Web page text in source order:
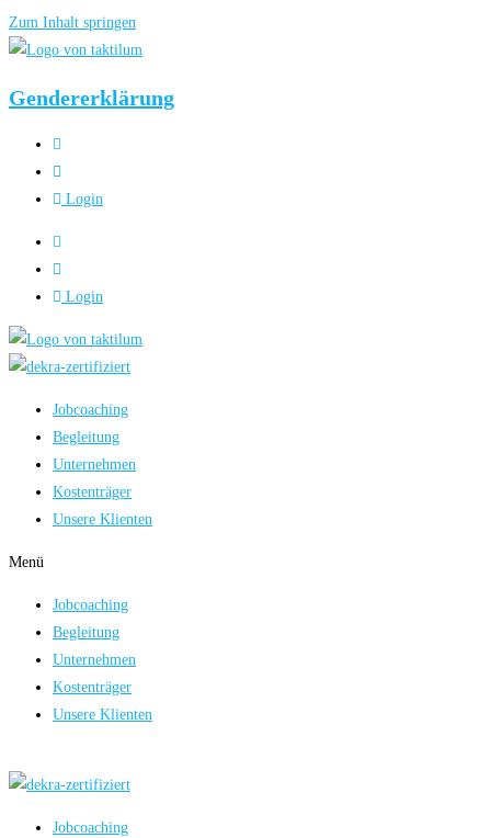
Zum Inhalt springen
Gendererklärung
Login
Login
Jobcoaching
Begleitung
Unternehmen
Kostenträger
Unsere Klienten
Menü
Jobcoaching
Begleitung
Unternehmen
Kostenträger
Unsere Klienten
Jobcoaching